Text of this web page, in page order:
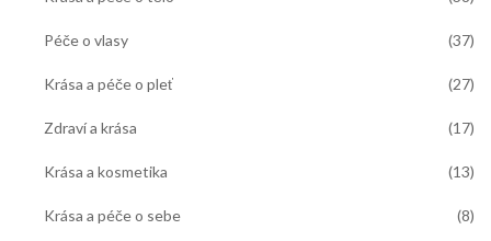
Péče o vlasy (37)
Krása a péče o pleť (27)
Zdraví a krása (17)
Krása a kosmetika (13)
Krása a péče o sebe (8)